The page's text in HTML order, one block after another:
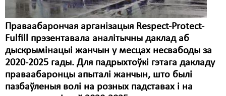
Праваабарончая арганізацыя Respect-Protect-
Fulfill прэзентавала аналітычны даклад аб
дыскрымінацыі жанчын у месцах несвабоды за
2020-2025 гады. Для падрыхтоўкі гэтага дакладу
праваабаронцы апыталі жанчын, што былі
пазбаўленыя волі на розных падставах і на